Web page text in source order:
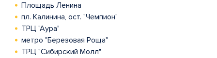
Площадь Ленина
пл. Калинина, ост. "Чемпион"
ТРЦ "Аура"
метро "Березовая Роща"
ТРЦ "Сибирский Молл"